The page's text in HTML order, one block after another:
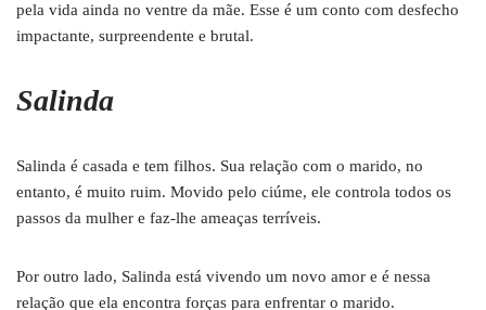
pela vida ainda no ventre da mãe. Esse é um conto com desfecho
impactante, surpreendente e brutal.
Salinda
Salinda é casada e tem filhos. Sua relação com o marido, no
entanto, é muito ruim. Movido pelo ciúme, ele controla todos os
passos da mulher e faz-lhe ameaças terríveis.
Por outro lado, Salinda está vivendo um novo amor e é nessa
relação que ela encontra forças para enfrentar o marido.